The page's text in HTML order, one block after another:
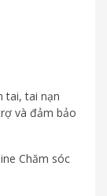
tai, tai nạn
và đảm bảo
Chăm sóc